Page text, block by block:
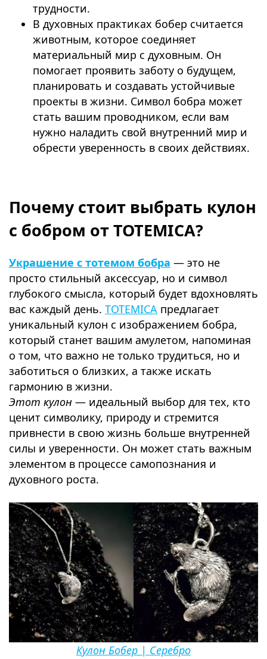
трудности.
В духовных практиках бобер считается
животным, которое соединяет
материальный мир с духовным. Он
помогает проявить заботу о будущем,
планировать и создавать устойчивые
проекты в жизни. Символ бобра может
стать вашим проводником, если вам
нужно наладить свой внутренний мир и
обрести уверенность в своих действиях.
Почему стоит выбрать кулон
с бобром от TOTEMICA?
Украшение с тотемом бобра — это не
просто стильный аксессуар, но и символ
глубокого смысла, который будет вдохновлять
вас каждый день. TOTEMICA предлагает
уникальный кулон с изображением бобра,
который станет вашим амулетом, напоминая
о том, что важно не только трудиться, но и
заботиться о близких, а также искать
гармонию в жизни.
Этот кулон — идеальный выбор для тех, кто
ценит символику, природу и стремится
привнести в свою жизнь больше внутренней
силы и уверенности. Он может стать важным
элементом в процессе самопознания и
духовного роста.
Кулон Бобер | Серебро